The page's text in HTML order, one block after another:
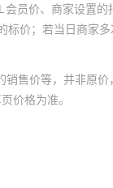
员价、商家设置
价；若当日商家
售价等，并非原价
价格为准。